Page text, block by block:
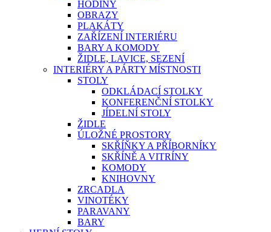
HODINY
OBRAZY
PLAKÁTY
ZAŘÍZENÍ INTERIÉRU
BARY A KOMODY
ŽIDLE, LAVICE, SEZENÍ
INTERIÉRY A PÁRTY MÍSTNOSTI
STOLY
ODKLÁDACÍ STOLKY
KONFERENČNÍ STOLKY
JÍDELNÍ STOLY
ŽIDLE
ÚLOŽNÉ PROSTORY
SKŘÍŇKY A PŘÍBORNÍKY
SKŘÍNĚ A VITRÍNY
KOMODY
KNIHOVNY
ZRCADLA
VINOTÉKY
PARAVANY
BARY